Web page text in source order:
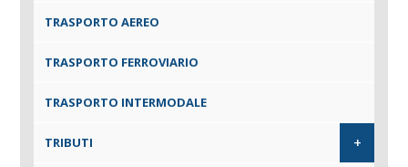
TRASPORTO AEREO
TRASPORTO FERROVIARIO
TRASPORTO INTERMODALE
TRIBUTI +